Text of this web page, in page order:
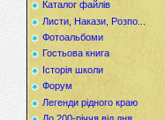
Каталог файлів
Листи, Накази, Розпо...
Фотоальбоми
Гостьова книга
Історія школи
Форум
Легенди рідного краю